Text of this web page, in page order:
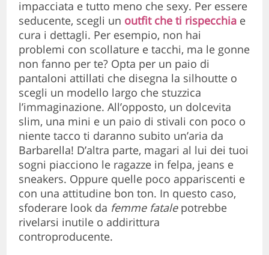
impacciata e tutto meno che sexy. Per essere
seducente, scegli un outfit che ti rispecchia e
cura i dettagli. Per esempio, non hai
problemi con scollature e tacchi, ma le gonne
non fanno per te? Opta per un paio di
pantaloni attillati che disegna la silhoutte o
scegli un modello largo che stuzzica
l’immaginazione. All’opposto, un dolcevita
slim, una mini e un paio di stivali con poco o
niente tacco ti daranno subito un’aria da
Barbarella! D’altra parte, magari al lui dei tuoi
sogni piacciono le ragazze in felpa, jeans e
sneakers. Oppure quelle poco appariscenti e
con una attitudine bon ton. In questo caso,
sfoderare look da femme fatalepotrebbe
rivelarsi inutile o addirittura
controproducente.